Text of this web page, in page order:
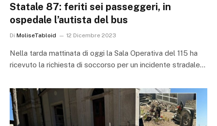
Statale 87: feriti sei passeggeri, in
ospedale l’autista del bus
Di MoliseTabloid 12 Dicembre 2023
Nella tarda mattinata di oggi la Sala Operativa del 115 ha
ricevuto la richiesta di soccorso per un incidente stradale…